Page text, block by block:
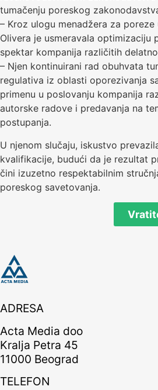
tumačenju poreskog
– Kroz ulogu menadžera za
Olivera je usmeravala optimizaciju
spektar kompanija različitih
– Njen kontinuirani rad obuhvata
regulativa iz oblasti oporezivanja
primenu u poslovanju kompanija
autorske radove i predavanja na
postupanja.
U njenom slučaju, iskustvo
kvalifikacije, budući da je rezultat
čini izuzetno respektabilnim
poreskog savetovanja.
ADRESA
Acta Media doo
Kralja Petra 45
11000 Beograd
TELEFON